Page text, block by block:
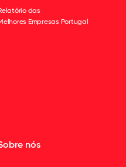
das
Empresas Portugal
nós